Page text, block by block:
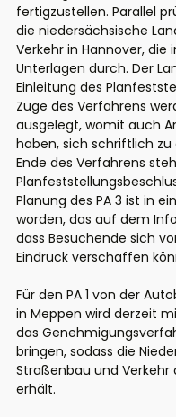
fertigzustellen. Parallel
die niedersächsische
Verkehr in Hannover,
Unterlagen durch. Der
Einleitung des
Zuge des Verfahrens
ausgelegt, womit auch
haben, sich schriftlich
Ende des Verfahrens
Planung des PA 3 ist in
worden, das auf dem
dass Besuchende sich
Eindruck verschaffen
Für den PA 1 von der
in Meppen wird derzeit
das
bringen, sodass die
Straßenbau und
erhält.